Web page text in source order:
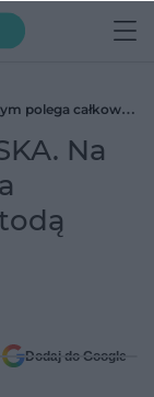
polega całkowita
Na
Dodaj do Google